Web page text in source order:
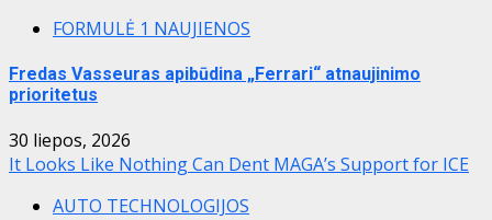
FORMULĖ 1 NAUJIENOS
Fredas Vasseuras apibūdina „Ferrari“ atnaujinimo
prioritetus
30 liepos, 2026
It Looks Like Nothing Can Dent MAGA’s Support for ICE
AUTO TECHNOLOGIJOS